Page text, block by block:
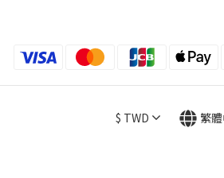
$ TWD 繁